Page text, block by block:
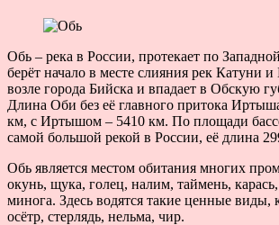
Обь – река в России, протекает по
берёт начало в месте слияния рек Катуни
возле города Бийска и впадает в Обскую
Длина Оби без её главного притока
км, с Иртышом – 5410 км. По площади
самой большой рекой в России, её длина
Обь является местом обитания многих
окунь, щука, голец, налим, таймень,
минога. Здесь водятся такие ценные виды,
осётр, стерлядь, нельма, чир.